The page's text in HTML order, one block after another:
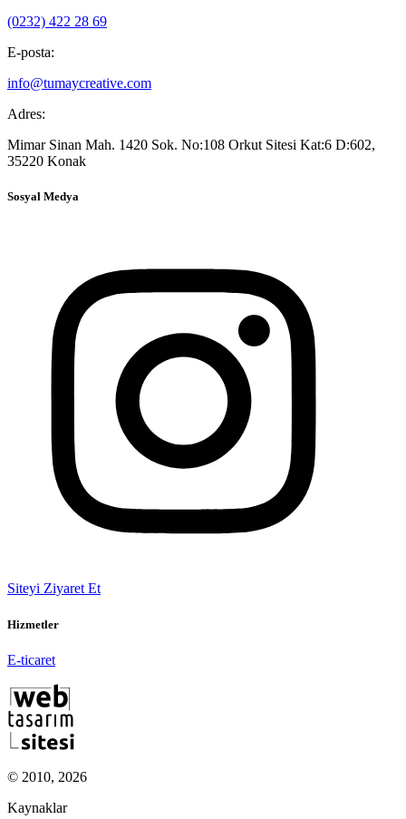
(0232) 422 28 69
E-posta:
info@tumaycreative.com
Adres:
Mimar Sinan Mah. 1420 Sok. No:108 Orkut Sitesi Kat:6 D:602,
35220 Konak
Sosyal Medya
Siteyi Ziyaret Et
Hizmetler
E-ticaret
© 2010, 2026
Kaynaklar